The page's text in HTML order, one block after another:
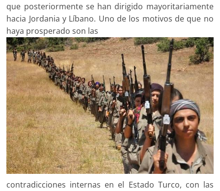
que posteriormente se han dirigido mayoritariamente
hacia Jordania y Líbano. Uno de los motivos de que no
haya prosperado son las
contradicciones internas en el Estado Turco, con las